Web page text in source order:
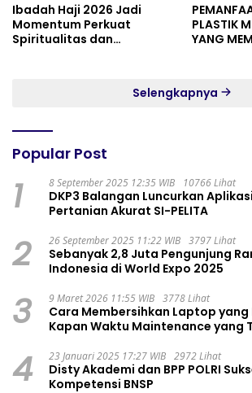
Ibadah Haji 2026 Jadi
Momentum Perkuat
Spiritualitas dan
PLASTIK
YANG
Selengkapnya
Popular Post
1 8 September 2025 12:35 WIB 10766 Lihat
DKP3 Balangan Luncurkan
Pertanian Akurat SI-PELITA
2 26 September 2025 11:22 WIB 3797 Lihat
Sebanyak 2,8 Juta Pengunjung
Indonesia di World Expo 2025
3 9 Maret 2026 11:55 WIB 3778 Lihat
Cara Membersihkan Laptop yang
Kapan Waktu Maintenance yang
4 23 Januari 2025 17:27 WIB 2972 Lihat
Disty Akademi dan BPP POLRI
Kompetensi BNSP